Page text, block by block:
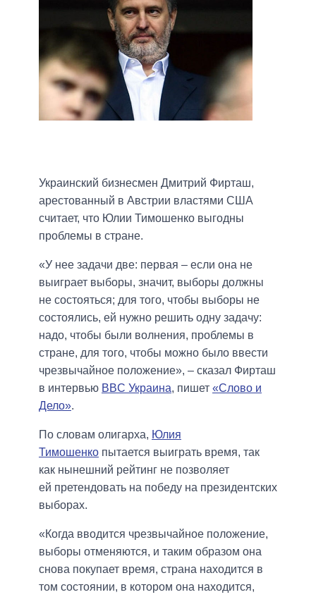
Украинский бизнесмен Дмитрий Фирташ,
арестованный в Австрии властями США
считает, что Юлии Тимошенко выгодны
проблемы в стране.
«У нее задачи две: первая – если она не
выиграет выборы, значит, выборы должны
не состояться; для того, чтобы выборы не
состоялись, ей нужно решить одну задачу:
надо, чтобы были волнения, проблемы в
стране, для того, чтобы можно было ввести
чрезвычайное положение», – сказал Фирташ
в интервью BBC Украина, пишет «Слово и
Дело».
По словам олигарха, Юлия
Тимошенко пытается выиграть время, так
как нынешний рейтинг не позволяет
ей претендовать на победу на президентских
выборах.
«Когда вводится чрезвычайное положение,
выборы отменяются, и таким образом она
снова покупает время, страна находится в
том состоянии, в котором она находится,